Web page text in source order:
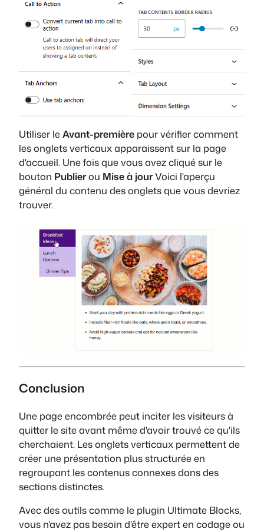
Utiliser leAvant-première pour vérifier comment
les onglets verticaux apparaissent sur la page
d'accueil. Une fois que vous avez cliqué sur le
bouton Publierou Mise à jourVoici l'aperçu
général du contenu des onglets que vous devriez
trouver.
Conclusion
Une page encombrée peut inciter les visiteurs à
quitter le site avant même d'avoir trouvé ce qu'ils
cherchaient. Les onglets verticaux permettent de
créer une présentation plus structurée en
regroupant les contenus connexes dans des
sections distinctes.
Avec des outils comme le plugin Ultimate Blocks,
vous n'avez pas besoin d'être expert en codage ou